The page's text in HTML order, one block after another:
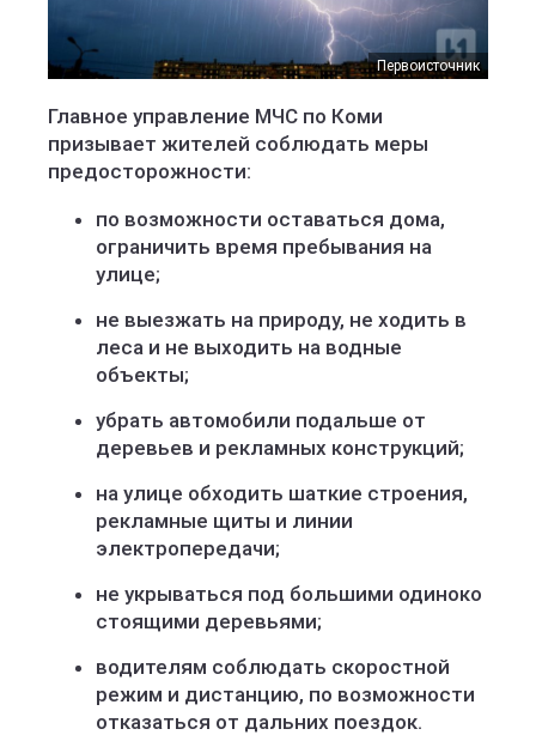
Первоисточник
Главное управление МЧС по Коми
призывает жителей соблюдать меры
предосторожности:
по возможности оставаться дома,
ограничить время пребывания на
улице;
не выезжать на природу, не ходить в
леса и не выходить на водные
объекты;
убрать автомобили подальше от
деревьев и рекламных конструкций;
на улице обходить шаткие строения,
рекламные щиты и линии
электропередачи;
не укрываться под большими одиноко
стоящими деревьями;
водителям соблюдать скоростной
режим и дистанцию, по возможности
отказаться от дальних поездок.